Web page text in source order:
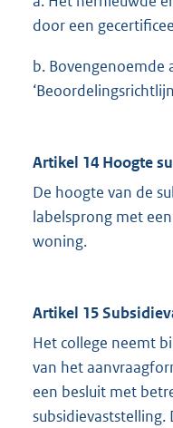
door een
b. Bovengenoemde
Artikel 14 Hoogte
De hoogte van de
labelsprong met
woning.
Artikel 15
Het college neemt
van het
een besluit met